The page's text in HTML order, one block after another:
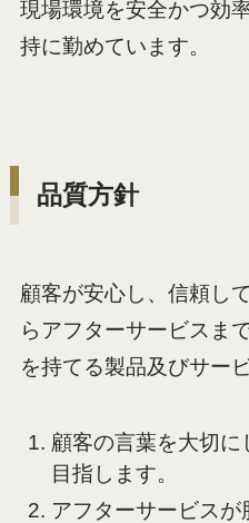
現場環境を安全かつ効
持に勤めています。
品質方針
顧客が安心し、信頼し
らアフターサービスま
を持てる製品及びサー
顧客の言葉を大切
目指します。
アフターサービスが